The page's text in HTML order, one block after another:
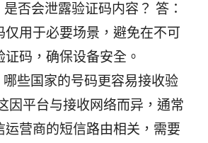
否会泄露验证码内容？ 答：
仅用于必要场景，避免在不可
码，确保设备安全。
些国家的号码更容易接收验
因平台与接收网络而异，通常
运营商的短信路由相关，需要